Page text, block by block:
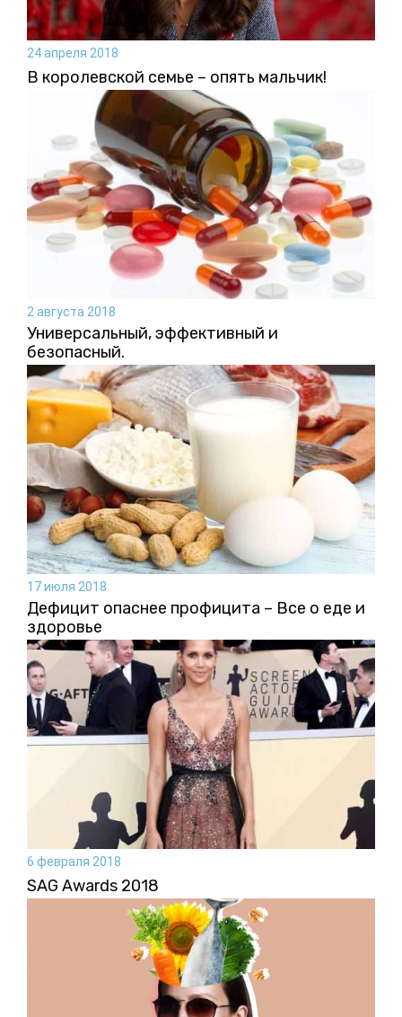
24 апреля 2018
В королевской семье – опять мальчик!
2 августа 2018
Универсальный, эффективный и
безопасный.
17 июля 2018
Дефицит опаснее профицита – Все о еде и
здоровье
6 февраля 2018
SAG Awards 2018